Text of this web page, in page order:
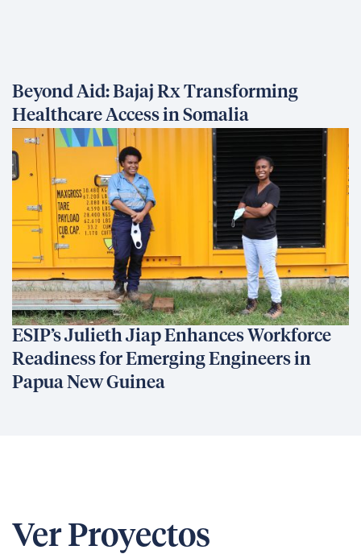
Beyond Aid: Bajaj Rx Transforming
Healthcare Access in Somalia
ESIP’s Julieth Jiap Enhances Workforce
Readiness for Emerging Engineers in
Papua New Guinea
Ver Proyectos